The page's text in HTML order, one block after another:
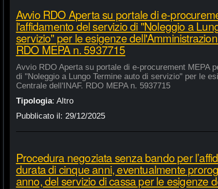
Avvio RDO Aperta su portale di e-
l'affidamento del servizio di "Noleggio a
servizio" per le esigenze
RDO MEPA n. 5937715
Avvio RDO Aperta su portale di e-procurement MEPA
di "Noleggio a Lungo Termine auto di servizio" per le
Centrale dell'INAF. RDO MEPA n. 5937715
Tipologia: Altro
Pubblicato il: 29/12/2025
Procedura negoziata senza bando per
durata di cinque anni, eventualmente
anno, del servizio di cassa per le esigenze